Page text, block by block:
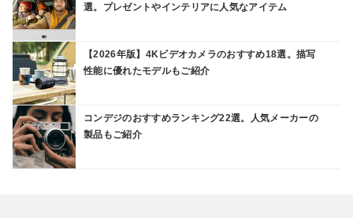
選。プレゼントやインテリアに人気なアイテム
【2026年版】4Kビデオカメラのおすすめ18選。描写
性能に優れたモデルもご紹介
コンデジのおすすめランキング22選。人気メーカーの
製品もご紹介